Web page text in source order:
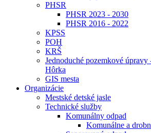
PHSR
PHSR 2023 - 2030
PHSR 2016 - 2022
KPSS
POH
KRŠ
Jednoduché pozemkové
Hôrka
GIS mesta
Organizácie
Mestské detské jasle
Technické služby
Komunálny odpad
Komunálne a